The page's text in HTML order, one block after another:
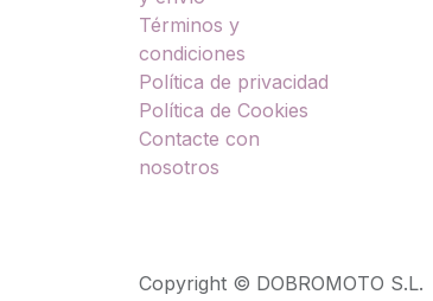
Términos y
condiciones
Política de privacidad
Política de Cookies
Contacte con
nosotros
Copyright © DOBROMOTO S.L.